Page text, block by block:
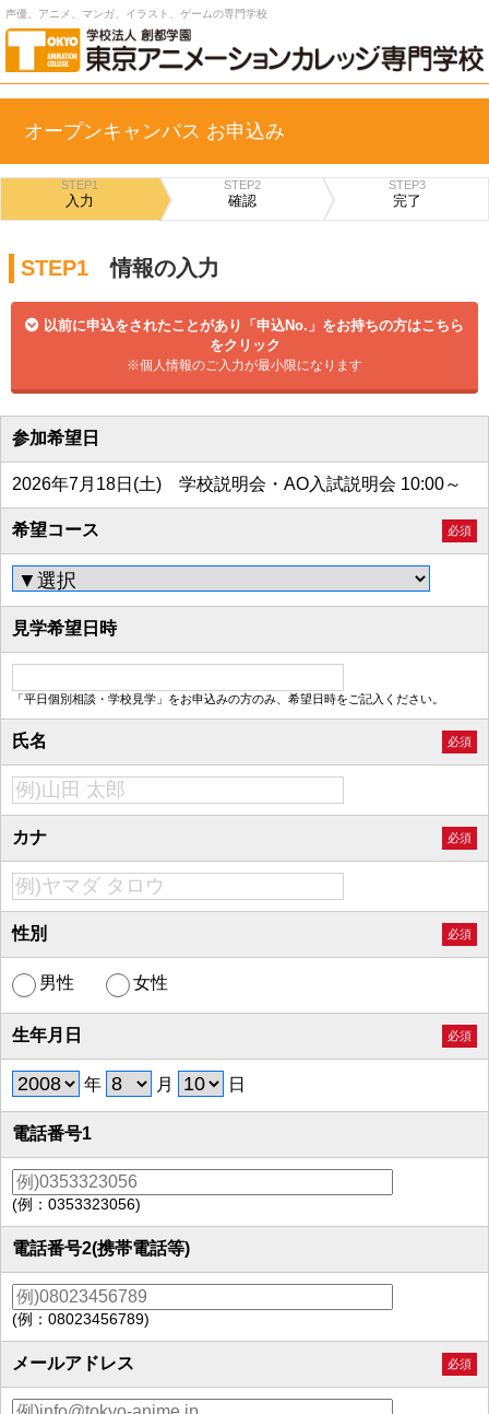
声優、アニメ、マンガ、イラスト、ゲームの専門学校
オープンキャンパス お申込み
STEP1
入力
STEP2
確認
STEP3
完了
STEP1 情報の入力
以前に申込をされたことがあり「申込No.」をお持ちの方はこちら
をクリック
※個人情報のご入力が最小限になります
参加希望日
2026年7月18日(土) 学校説明会・AO入試説明会 10:00～
希望コース 必須
見学希望日時
「平日個別相談・学校見学」をお申込みの方のみ、希望日時をご記入ください。
氏名 必須
カナ 必須
性別 必須
男性 女性
生年月日 必須
年 月 日
電話番号1
(例：0353323056)
電話番号2(携帯電話等)
(例：08023456789)
メールアドレス 必須